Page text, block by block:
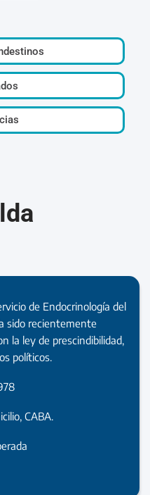
de Endocrinología del
sido recientemente
la ley de prescindibilidad,
políticos.
CABA.